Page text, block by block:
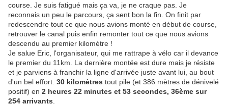
course. Je suis fatigué mais ça va, je ne craque pas. Je
reconnais un peu le parcours, ça sent bon la fin. On finit par
redescendre tout ce que nous avions monté en début de course,
retrouver le canal puis enfin remonter tout ce que nous avions
descendu au premier kilomètre !
Je salue Eric, l'organisateur, qui me rattrape à vélo car il devance
le premier du 11km. La dernière montée est dure mais je résiste
et je parviens à franchir la ligne d'arrivée juste avant lui, au bout
d'un bel effort. 30 kilomètres tout pile (et 386 mètres de dénivelé
positif) en 2 heures 22 minutes et 53 secondes, 36ème sur
254 arrivants